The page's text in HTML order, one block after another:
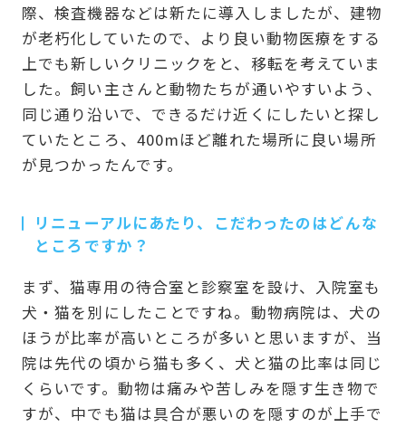
際、検査機器などは新たに導入しましたが、建物
が老朽化していたので、より良い動物医療をする
上でも新しいクリニックをと、移転を考えていま
した。飼い主さんと動物たちが通いやすいよう、
同じ通り沿いで、できるだけ近くにしたいと探し
ていたところ、400mほど離れた場所に良い場所
が見つかったんです。
リニューアルにあたり、こだわったのはどんな
ところですか？
まず、猫専用の待合室と診察室を設け、入院室も
犬・猫を別にしたことですね。動物病院は、犬の
ほうが比率が高いところが多いと思いますが、当
院は先代の頃から猫も多く、犬と猫の比率は同じ
くらいです。動物は痛みや苦しみを隠す生き物で
すが、中でも猫は具合が悪いのを隠すのが上手で